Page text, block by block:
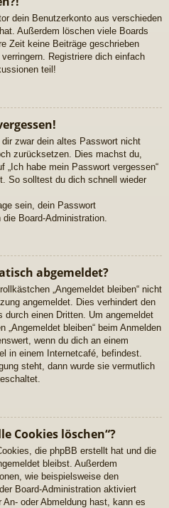
dein Benutzerkonto aus verschieden
Außerdem löschen viele Boards
Zeit keine Beiträge geschrieben
Registriere dich einfach
teil!
zwar dein altes Passwort nicht
zurücksetzen. Dies machst du,
„Ich habe mein Passwort vergessen“
So solltest du dich schnell wieder
sein, dein Passwort
Board-Administration.
abgemeldet?
„Angemeldet bleiben“ nicht
angemeldet. Dies verhindert den
durch einen Dritten. Um angemeldet
bleiben“ beim Anmelden
wenn du dich an einem
in einem Internetcafé, befindest.
steht, dann wurde sie vermutlich
Cookies löschen“?
die phpBB erstellt hat und die
bleibst. Außerdem
wie beispielsweise den
Board-Administration aktiviert
oder Abmeldung hast, kann es